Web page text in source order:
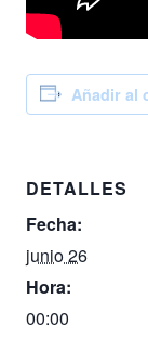
Añadir al
DETALLES
Fecha:
junio 26
Hora:
00:00